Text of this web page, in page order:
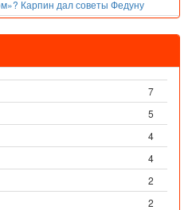
Карпин дал советы Федуну
7
5
4
4
2
2